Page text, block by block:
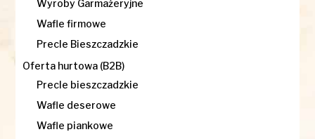
Wyroby Garmażeryjne
Wafle firmowe
Precle Bieszczadzkie
Oferta hurtowa (B2B)
Precle bieszczadzkie
Wafle deserowe
Wafle piankowe